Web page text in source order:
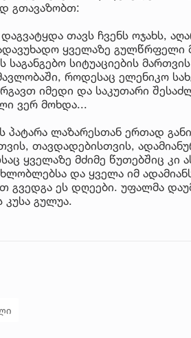
გთავაზობთ:
თავს ჩვენს ოჯახს,
ყველაზე გულწრფელი
საგანგებო სიტუაციების
როდესაც ელენიკო
იმედი და საკუთარი
ვერ მოხდა...
პატარა ლაზარესთან ერთად
თავდადებისთვის,
ყველაზე მძიმე წუთებშიც კი
და ყველა იმ
გვედგა ეს დღეები. უფალმა
კუსა გულუა.